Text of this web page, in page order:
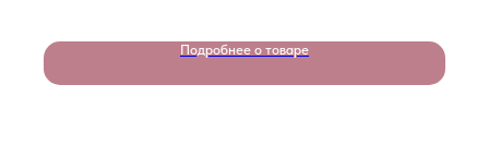
Подробнее о товаре